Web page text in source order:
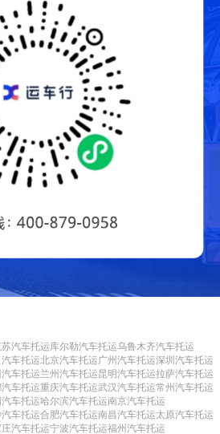
汽车托运库尔勒汽车托运乌鲁木齐汽车托运
车托运北京汽车托运广州汽车托运深圳汽车托运
车托运兰州汽车托运昆明汽车托运拉萨汽车托运
车托运重庆汽车托运武汉汽车托运常州汽车托运
车托运哈尔滨汽车托运南京汽车托运
车托运合肥汽车托运南昌汽车托运太原汽车托运
汽车托运宁波汽车托运福州汽车托运